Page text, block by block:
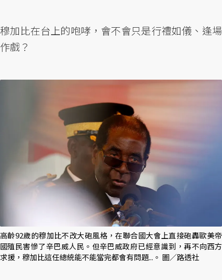
穆加比在台上的咆哮，會不會只是行禮如儀、逢場
作戲？
高齡92歲的穆加比不改大砲風格，在聯合國大會上直接砲轟歐美帝
國殖民害慘了辛巴威人民。但辛巴威政府已經意識到，再不向西方
求援，穆加比這任總統能不能當完都會有問題...。 圖／路透社